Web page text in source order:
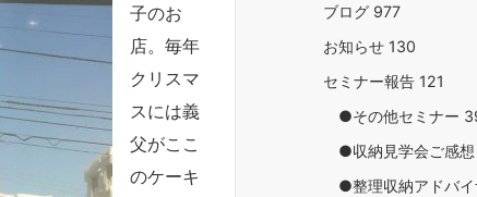
子のお
店。毎年
クリスマ
スには義
父がここ
のケーキ
ブログ 977
お知らせ 130
セミナー報告 121
●その他セミナー
●収納見学会ご感想
●整理収納アドバイ